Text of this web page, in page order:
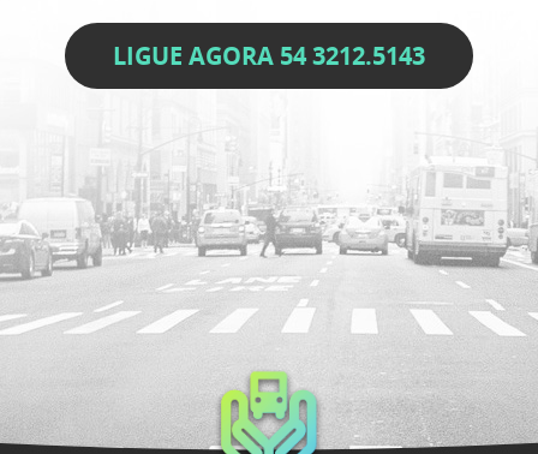
LIGUE AGORA 54 3212.5143